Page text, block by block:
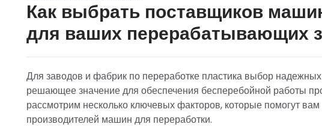
Как выбрать поставщиков
для ваших перерабатывающих
Для заводов и фабрик по переработке пластика выбор
решающее значение для обеспечения бесперебойной работы
рассмотрим несколько ключевых факторов, которые помогут
производителей машин для переработки.